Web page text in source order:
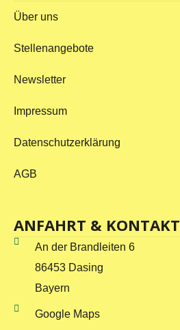
Über uns
Stellenangebote
Newsletter
Impressum
Datenschutzerklärung
AGB
ANFAHRT & KONTAKT
An der Brandleiten 6
86453 Dasing
Bayern
Google Maps